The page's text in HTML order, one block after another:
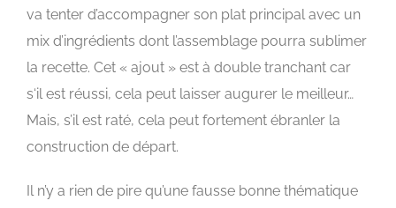
va tenter d’accompagner son plat principal avec un
mix d’ingrédients dont l’assemblage pourra sublimer
la recette. Cet « ajout » est à double tranchant car
s‘il est réussi, cela peut laisser augurer le meilleur…
Mais, s’il est raté, cela peut fortement ébranler la
construction de départ.
Il n’y a rien de pire qu’une fausse bonne thématique